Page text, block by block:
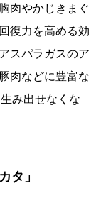
肉やかじきまぐ
復力を高める効
スパラガスのア
肉などに豊富な
み出せなくな
タ」